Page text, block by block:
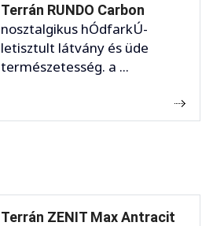
Terrán RUNDO Carbon
nosztalgikus hÓdfarkÚ-
letisztult látvány és üde
természetesség. a ...
Terrán ZENIT Max Antracit